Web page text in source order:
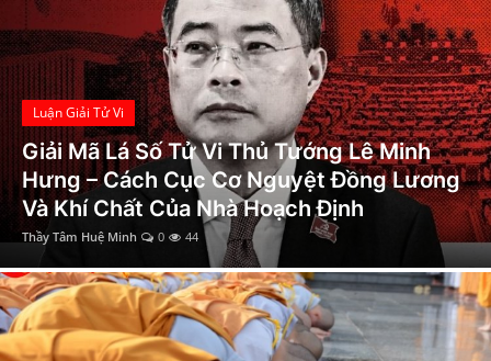
Luận Giải Tử Vi
Giải Mã Lá Số Tử Vi Tổng Bí Thư Tô Lâm:
Công Danh, Sự Nghiệp Và Khí Chất Lãnh
Đạo
Thầy Tâm Huệ Minh 0 93